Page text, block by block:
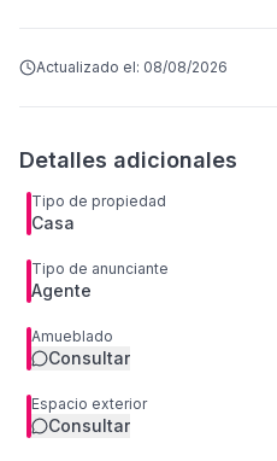
Actualizado el: 08/08/2026
Detalles adicionales
Tipo de propiedad
Casa
Tipo de anunciante
Agente
Amueblado
Consultar
Espacio exterior
Consultar